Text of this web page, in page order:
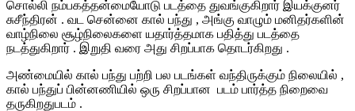
சொல்லி நம்பகத்தன்மையோடு படத்தை துவங்குகிறார் இயக்குனர்
சுசீந்திரன் . வட சென்னை கால் பந்து , அங்கு வாழும் மனிதர்களின்
வாழ்நிலை சூழ்நிலைகளை யதார்த்தமாக பதித்து படத்தை
நடத்துகிறார் . இறுதி வரை அது சிறப்பாக தொடர்கிறது .
அண்மையில் கால் பந்து பற்றி பல படங்கள் வந்திருக்கும் நிலையில் ,
கால் பந்துப் பின்னணியில் ஒரு சிறப்பான படம் பார்த்த நிறைவை
தருகிறதுபடம் .